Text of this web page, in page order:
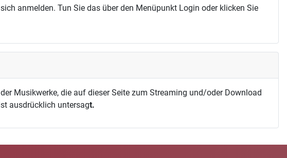
anmelden. Tun Sie das über den Menüpunkt Login oder klicken Sie
Musikwerke, die auf dieser Seite zum Streaming und/oder Download
ausdrücklich untersagt.